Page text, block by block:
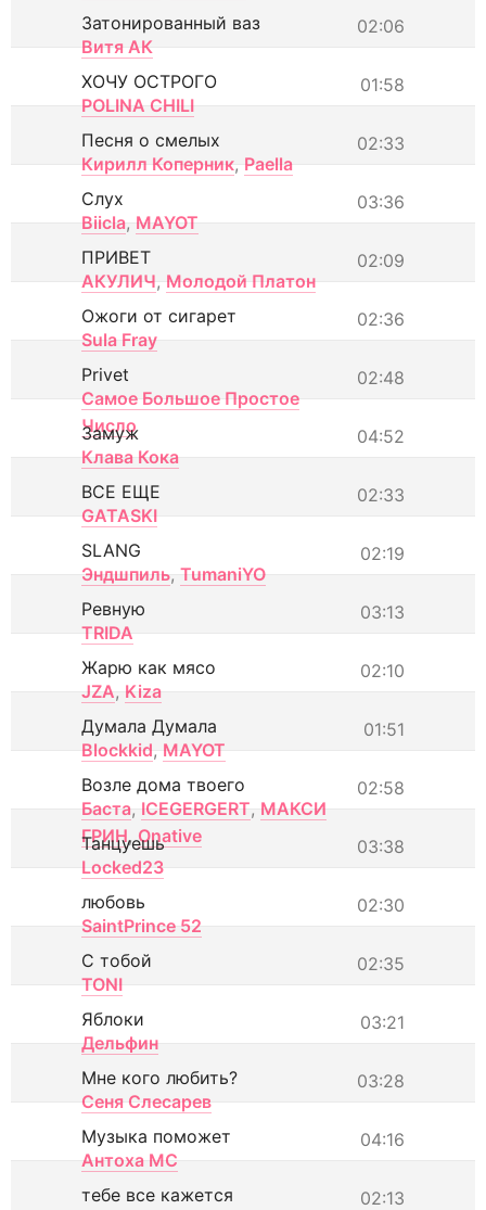
02:06
Затонированный ваз
Витя АК
01:58
ХОЧУ ОСТРОГО
POLINA CHILI
02:33
Песня о смелых
Кирилл Коперник, Paella
03:36
Слух
Biicla, MAYOT
02:09
ПРИВЕТ
АКУЛИЧ, Молодой Платон
02:36
Ожоги от сигарет
Sula Fray
02:48
Privet
Самое Большое Простое
Число
04:52
Замуж
Клава Кока
02:33
ВСЕ ЕЩЕ
GATASKI
02:19
SLANG
Эндшпиль, TumaniYO
03:13
Ревную
TRIDA
02:10
Жарю как мясо
JZA, Kiza
01:51
Думала Думала
Blockkid, MAYOT
02:58
Возле дома твоего
Баста, ICEGERGERT, МАКСИ
ГРИН, Onative 03:38
Танцуешь
Locked23
02:30
любовь
SaintPrince 52
02:35
С тобой
TONI
03:21
Яблоки
Дельфин
03:28
Мне кого любить?
Сеня Слесарев
04:16
Музыка поможет
Антоха МС
02:13
тебе все кажется